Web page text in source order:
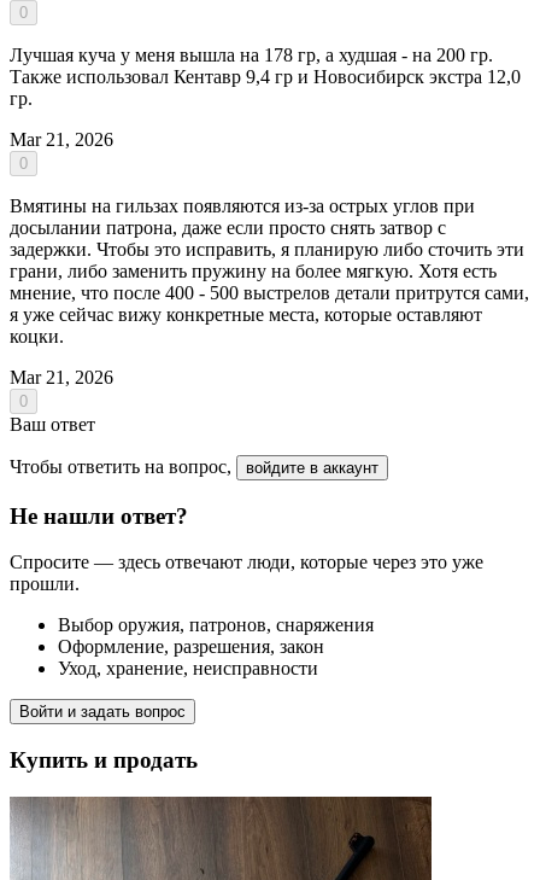
0
Лучшая куча у меня вышла на 178 гр, а худшая - на 200 гр.
Также использовал Кентавр 9,4 гр и Новосибирск экстра 12,0
гр.
Mar 21, 2026
0
Вмятины на гильзах появляются из-за острых углов при
досылании патрона, даже если просто снять затвор с
задержки. Чтобы это исправить, я планирую либо сточить эти
грани, либо заменить пружину на более мягкую. Хотя есть
мнение, что после 400 - 500 выстрелов детали притрутся сами,
я уже сейчас вижу конкретные места, которые оставляют
коцки.
Mar 21, 2026
0
Ваш ответ
Чтобы ответить на вопрос, войдите в аккаунт
Не нашли ответ?
Спросите — здесь отвечают люди, которые через это уже
прошли.
Выбор оружия, патронов, снаряжения
Оформление, разрешения, закон
Уход, хранение, неисправности
Войти и задать вопрос
Купить и продать